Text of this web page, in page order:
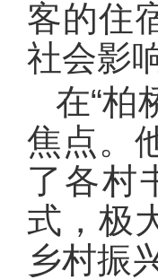
客的住
社会影
在“柏
焦点。
了各村
式，极
乡村振